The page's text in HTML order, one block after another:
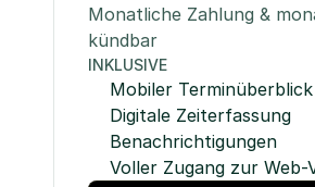
Monatliche Zahlung &
kündbar
INKLUSIVE
Mobiler Terminüberblick
Digitale Zeiterfassung
Benachrichtigungen
Voller Zugang zur Web-